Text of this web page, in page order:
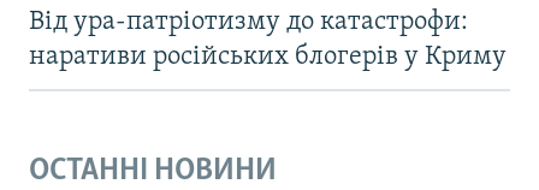
Від ура-патріотизму до катастрофи:
наративи російських блогерів у Криму
ОСТАННІ НОВИНИ